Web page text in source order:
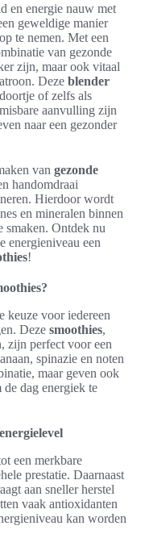
en energie nauw met
geweldige manier
te nemen. Met een
van gezonde
zijn, maar ook vitaal
Deze blender
of zelfs als
aanvulling zijn
naar een gezonder
van gezonde
handomdraai
Hierdoor wordt
en mineralen binnen
Ontdek nu
energieniveau een
!
keuze voor iedereen
Deze smoothies,
zijn perfect voor een
spinazie en noten
maar geven ook
de dag energiek te
een merkbare
prestatie. Daarnaast
aan sneller herstel
vaak antioxidanten
kan worden